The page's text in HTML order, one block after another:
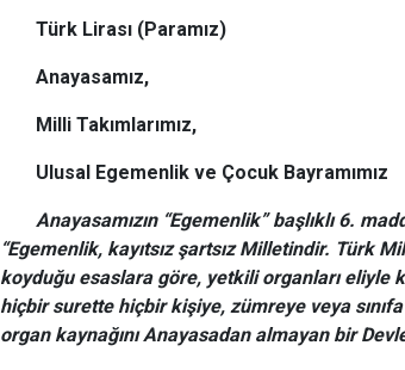
Türk Lirası (Paramız)
Anayasamız,
Milli Takımlarımız,
Ulusal Egemenlik ve Çocuk Bayramımız
Anayasamızın “Egemenlik” başlıklı 6.
“Egemenlik, kayıtsız şartsız Milletindir. Türk
koyduğu esaslara göre, yetkili organları eliyle
hiçbir surette hiçbir kişiye, zümreye veya
organ kaynağını Anayasadan almayan bir